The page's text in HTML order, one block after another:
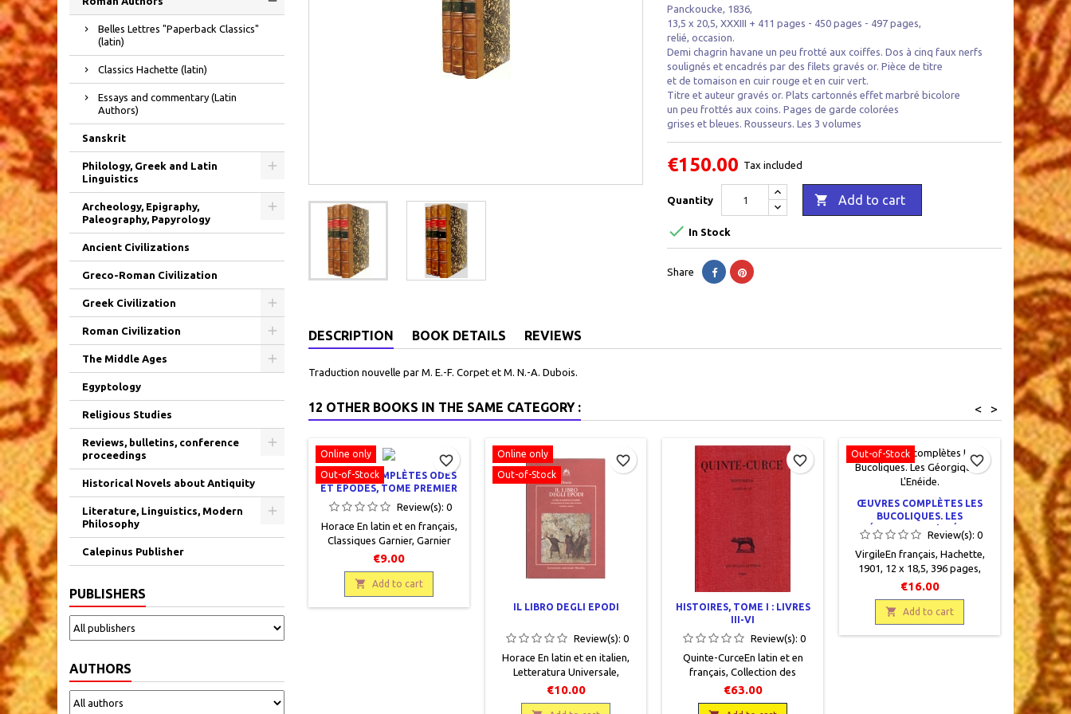
Belles Lettres "Paperback Classics"
(latin)
Classics Hachette (latin)
Essays and commentary (Latin
Authors)
Sanskrit
Philology, Greek and Latin
Linguistics
Archeology, Epigraphy,
Paleography, Papyrology
Ancient Civilizations
Greco-Roman Civilization
Greek Civilization
Roman Civilization
The Middle Ages
Egyptology
Religious Studies
Reviews, bulletins, conference
proceedings
Historical Novels about Antiquity
Literature, Linguistics, Modern
Philosophy
Calepinus Publisher
PUBLISHERS
AUTHORS
Panckoucke, 1836,
13,5 x 20,5, XXXIII + 411 pages - 450 pages - 497 pages,
relié, occasion.
Demi chagrin havane un peu frotté aux coiffes. Dos à cinq faux nerfs
soulignés et encadrés par des filets gravés or. Pièce de titre
et de tomaison en cuir rouge et en cuir vert.
Titre et auteur gravés or. Plats cartonnés effet marbré bicolore
un peu frottés aux coins. Pages de garde colorées
grises et bleues. Rousseurs. Les 3 volumes
€150.00 Tax included
Quantity  Add to cart
 In Stock
Share
DESCRIPTION BOOK DETAILS REVIEWS
Traduction nouvelle par M. E.-F. Corpet et M. N.-A. Dubois.
12 OTHER BOOKS IN THE SAME CATEGORY : >
<
Online only
Out-of-Stock
ŒUVRES COMPLÈTES ODES
ET ÉPODES, TOME PREMIER
Review(s): 0
Horace En latin et en français,
Classiques Garnier, Garnier
Frères, 1950, 12 x 19, XL + 294
bon état, mais recto de
couverture avec de
nombreuses petites rousseurs.
€9.00
 Add to cart
favorite_border
Online only
Out-of-Stock
IL LIBRO DEGLI EPODI
Review(s): 0
Horace En latin et en italien,
Letteratura Universale,
Marsilio, 1992, 12 x 18, 250
pages, broché, occasion. Bon
€10.00
favorite_border
HISTOIRES, TOME I : LIVRES
III-VI
Review(s): 0
Quinte-CurceEn latin et en
français, Collection des
Universités de France, Les
Belles Lettres, 2003, 12.5 x 19,
€63.00
favorite_border Out-of-Stock
ŒUVRES COMPLÈTES LES
BUCOLIQUES. LES
GÉORGIQUES. L'ENÉIDE.
Review(s): 0
VirgileEn français, Hachette,
1901, 12 x 18,5, 396 pages,
relié, occasion. Très bon état,
demi toilé vert, titre gravé or
sur dos, plats cartonnés
assortis, pages de garde
colorées, pâge de titre
€16.00
 Add to cart
favorite_border Online
LE PRIX
Pseudo
France,
1926,